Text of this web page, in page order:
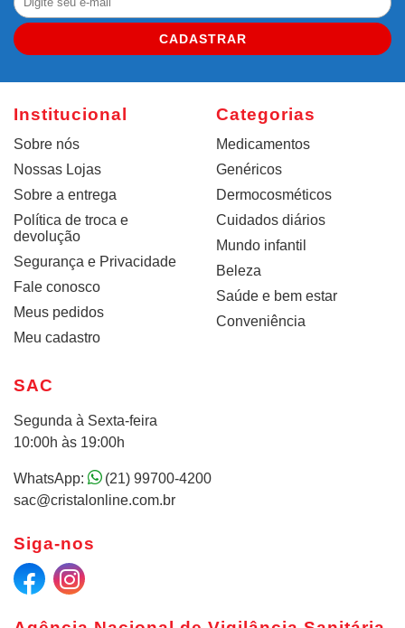
CADASTRAR
Institucional
Sobre nós
Nossas Lojas
Sobre a entrega
Política de troca e
devolução
Segurança e Privacidade
Fale conosco
Meus pedidos
Meu cadastro
Categorias
Medicamentos
Genéricos
Dermocosméticos
Cuidados diários
Mundo infantil
Beleza
Saúde e bem estar
Conveniência
SAC
Segunda à Sexta-feira
10:00h às 19:00h
WhatsApp:
(21) 99700-4200
sac@cristalonline.com.br
Siga-nos